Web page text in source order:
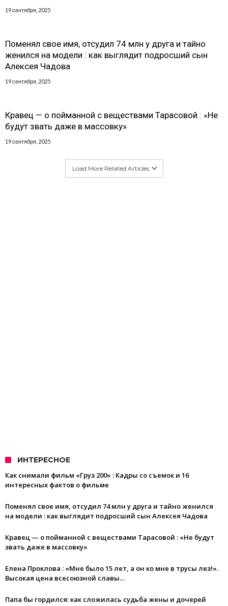
19 сентября, 2025
Поменял свое имя, отсудил 74 млн у друга и тайно
женился на модели : как выглядит подросший сын
Алексея Чадова
19 сентября, 2025
Кравец — о пойманной с веществами Тарасовой : «Не
будут звать даже в массовку»
19 сентября, 2025
Load More Related Articles
ИНТЕРЕСНОЕ
Как снимали фильм «Груз 200» : Кадры со съемок и 16
интересных фактов о фильме
Поменял свое имя, отсудил 74 млн у друга и тайно женился
на модели : как выглядит подросший сын Алексея Чадова
Кравец — о пойманной с веществами Тарасовой : «Не будут
звать даже в массовку»
Елена Проклова : «Мне было 15 лет, а он ко мне в трусы лез!».
Высокая цена всесоюзной славы…
Папа бы гордился: как сложилась судьба жены и дочерей